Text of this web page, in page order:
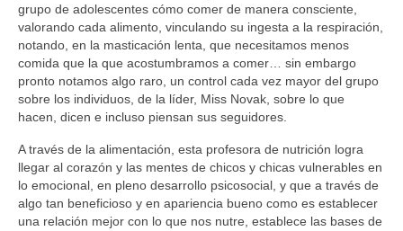
grupo de adolescentes cómo comer de manera consciente,
valorando cada alimento, vinculando su ingesta a la respiración,
notando, en la masticación lenta, que necesitamos menos
comida que la que acostumbramos a comer… sin embargo
pronto notamos algo raro, un control cada vez mayor del grupo
sobre los individuos, de la líder, Miss Novak, sobre lo que
hacen, dicen e incluso piensan sus seguidores.
A través de la alimentación, esta profesora de nutrición logra
llegar al corazón y las mentes de chicos y chicas vulnerables en
lo emocional, en pleno desarrollo psicosocial, y que a través de
algo tan beneficioso y en apariencia bueno como es establecer
una relación mejor con lo que nos nutre, establece las bases de